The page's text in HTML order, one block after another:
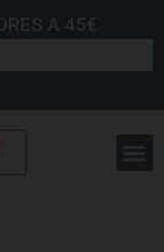
A 45€